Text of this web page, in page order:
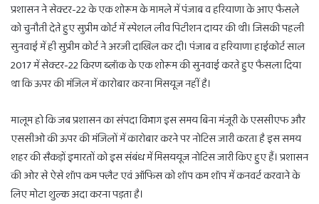
प्रशासन ने सेक्टर-22 के एक शोरूम के मामले में पंजाब व हरियाणा के आए फैसले
को चुनौती देते हुए सुप्रीम कोर्ट में स्पेशल लीव पिटीशन दायर की थी। जिसकी पहली
सुनवाई में ही सुप्रीम कोर्ट ने अरजी दाखिल कर दी। पंजाब व हरियाणा हाईकोर्ट साल
2017 में सेक्टर-22 किरण ब्लॉक के एक शोरूम की सुनवाई करते हुए फैसला दिया
था कि ऊपर की मंजिल में कारोबार करना मिसयूज नहीं है।
मालूम हो कि जब प्रशासन का संपदा विभाग इस समय बिना मंजूरी के एससीएफ और
एससीओ की ऊपर की मंजिलों में कारोबार करने पर नोटिस जारी करता है इस समय
शहर की सैकड़ों इमारतों को इस संबंध में मिसययूज नोटिस जारी किए हुए हैं। प्रशासन
की ओर से ऐसे शॉप कम फ्लैट एवं ऑफिस को शॉप कम शॉप में कनवर्ट करवाने के
लिए मोटा शुल्क अदा करना पड़ता है।